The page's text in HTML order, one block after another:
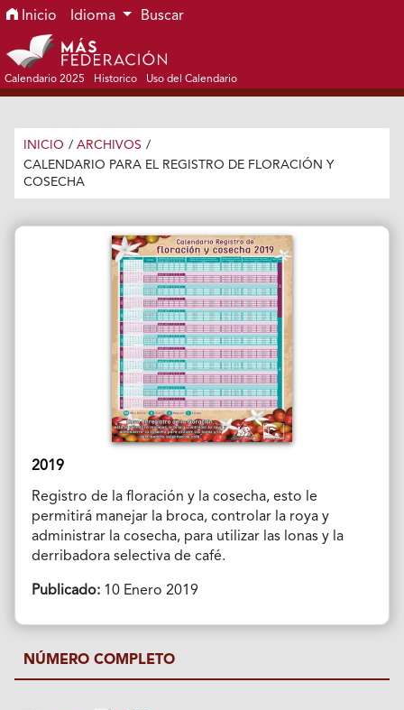
Ir al menú de navegación principal
Ir al contenido principal
Ir al pie de página del sitio
Inicio Idioma Buscar
Calendario 2025 Historico Uso del Calendario
INICIO / ARCHIVOS /
CALENDARIO PARA EL REGISTRO DE FLORACIÓN Y
COSECHA
2019
Registro de la floración y la cosecha, esto le
permitirá manejar la broca, controlar la roya y
administrar la cosecha, para utilizar las lonas y la
derribadora selectiva de café.
Publicado:10 Enero 2019
NÚMERO COMPLETO